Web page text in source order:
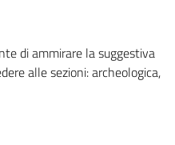
di ammirare la suggestiva
alle sezioni: archeologica,